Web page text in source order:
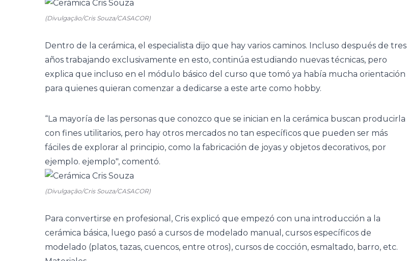
(Divulgação/Cris Souza/CASACOR)
Dentro de la cerámica, el especialista dijo que hay varios caminos. Incluso después de tres
años trabajando exclusivamente en esto, continúa estudiando nuevas técnicas, pero
explica que incluso en el módulo básico del curso que tomó ya había mucha orientación
para quienes quieran comenzar a dedicarse a este arte como hobby.
“La mayoría de las personas que conozco que se inician en la cerámica buscan producirla
con fines utilitarios, pero hay otros mercados no tan específicos que pueden ser más
fáciles de explorar al principio, como la fabricación de joyas y objetos decorativos, por
ejemplo. ejemplo", comentó.
(Divulgação/Cris Souza/CASACOR)
Para convertirse en profesional, Cris explicó que empezó con una introducción a la
cerámica básica, luego pasó a cursos de modelado manual, cursos específicos de
modelado (platos, tazas, cuencos, entre otros), cursos de cocción, esmaltado, barro, etc.